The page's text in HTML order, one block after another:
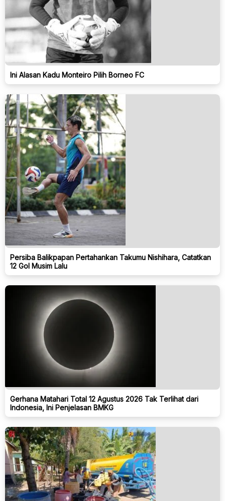
Ini Alasan Kadu Monteiro Pilih Borneo FC
Persiba Balikpapan Pertahankan Takumu Nishihara, Catatkan
12 Gol Musim Lalu
Gerhana Matahari Total 12 Agustus 2026 Tak Terlihat dari
Indonesia, Ini Penjelasan BMKG